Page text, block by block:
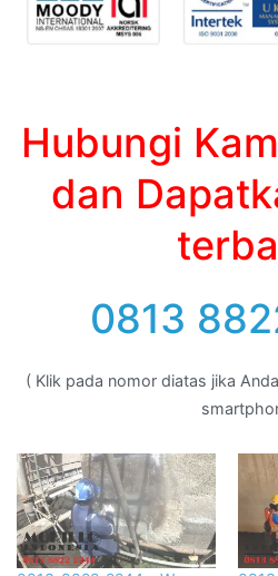
Hubungi
dan
0813
( Klik pada nomor diatas jika